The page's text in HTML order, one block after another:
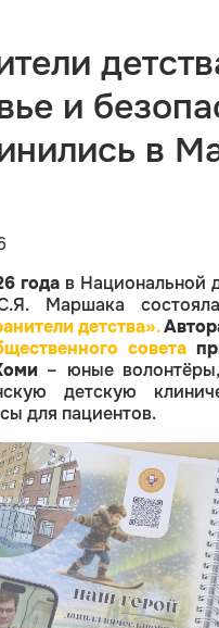
и
в
года в Национальной
Маршака
детства».
совета
– юные
детскую
для пациентов.